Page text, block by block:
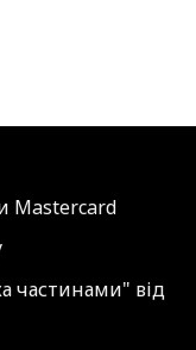
Mastercard
частинами" від